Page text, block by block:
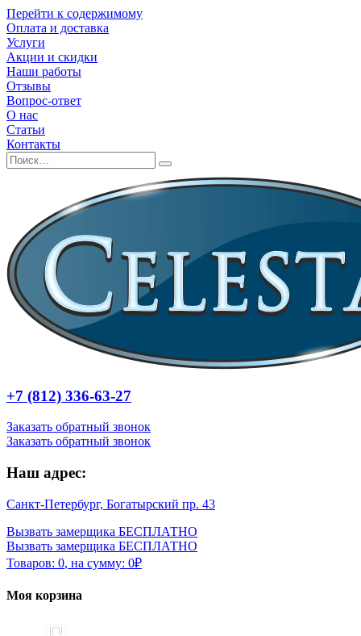
Перейти к содержимому
Оплата и доставка
Услуги
Акции и скидки
Наши работы
Отзывы
Вопрос-ответ
О нас
Статьи
Контакты
+7 (812) 336-63-27
Заказать обратный звонок
Заказать обратный звонок
Наш адрес:
Санкт-Петербург, Богатырский пр. 43
Вызвать замерщика БЕСПЛАТНО
Вызвать замерщика БЕСПЛАТНО
Товаров: 0, на сумму: 0₽
Моя корзина